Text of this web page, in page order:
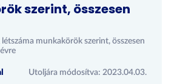
szerint, összesen
munkakörök szerint, összesen
Utoljára módosítva: 2023.04.03.